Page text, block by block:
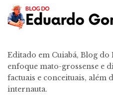
Editado em Cuiabá, Blog do
enfoque mato-grossense e
factuais e conceituais, além
internauta.